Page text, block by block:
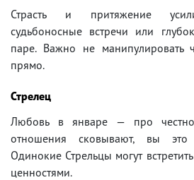
Страсть и притяжение
судьбоносные встречи или
паре. Важно не манипулировать
прямо.
Стрелец
Любовь в январе — про
отношения сковывают, вы это
Одинокие Стрельцы могут
ценностями.